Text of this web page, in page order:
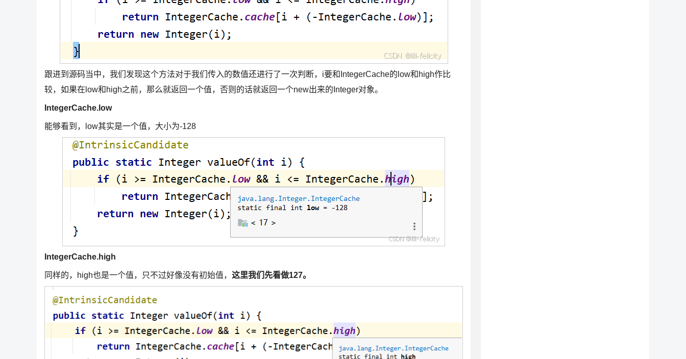
跟进到源码当中，我们发现这个方法对于我们传入的数值还进行了一次判断，i要和IntegerCache的low和high作比
较，如果在low和high之前，那么就返回一个值，否则的话就返回一个new出来的Integer对象。
IntegerCache.low
能够看到，low其实是一个值，大小为-128
IntegerCache.high
同样的，high也是一个值，只不过好像没有初始值， 这里我们先看做127。